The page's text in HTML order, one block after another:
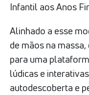
Infantil aos Anos
Alinhado a esse
de mãos na
para uma
lúdicas e
autodescoberta e